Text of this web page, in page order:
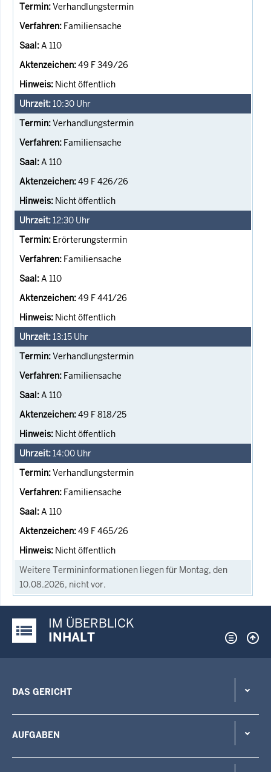
Verhandlungstermin
Familiensache
A 110
49 F 349/26
Nicht öffentlich
10:30 Uhr
Verhandlungstermin
Familiensache
A 110
49 F 426/26
Nicht öffentlich
12:30 Uhr
Erörterungstermin
Familiensache
A 110
49 F 441/26
Nicht öffentlich
13:15 Uhr
Verhandlungstermin
Familiensache
A 110
49 F 818/25
Nicht öffentlich
14:00 Uhr
Verhandlungstermin
Familiensache
A 110
49 F 465/26
Nicht öffentlich
Weitere Termininformationen liegen für Montag, den
10.08.2026, nicht vor.
Justiz-Portal im Überblick:
IM ÜBERBLICK
INHALT
DAS GERICHT
AUFGABEN